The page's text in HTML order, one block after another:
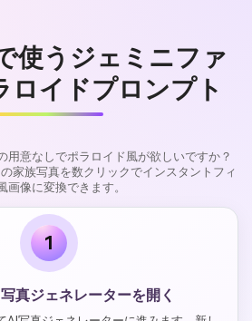
使うジェミニファ
ロイドプロンプト
用意なしでポラロイド風が欲しいですか？
家族写真を数クリックでインスタントフィ
画像に変換できます。
1
真ジェネレーターを開く